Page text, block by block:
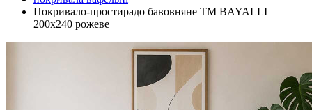
Покривало-простирадо бавовняне ТМ BAYALLI
200х240 рожеве